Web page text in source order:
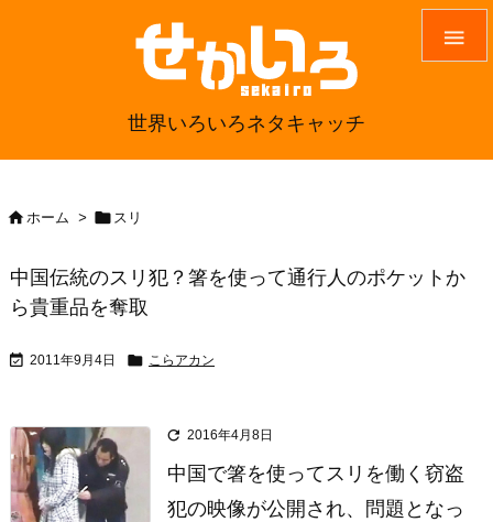
世界いろいろネタキャッチ

ホーム >  スリ
中国伝統のスリ犯？箸を使って通行人のポケットか
ら貴重品を奪取
 2011年9月4日  こらアカン
 2016年4月8日
中国で箸を使ってスリを働く窃盗
犯の映像が公開され、問題となっ